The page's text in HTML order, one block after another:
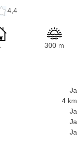
4,4
300 m
Ja
4 km
Ja
Ja
Ja